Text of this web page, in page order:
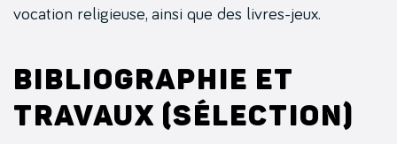
vocation religieuse, ainsi que des livres-jeux.
Bibliographie et
travaux (sélection)